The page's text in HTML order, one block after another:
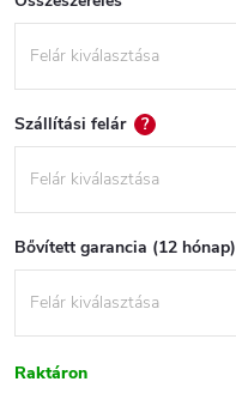
Szállítási felár ?
Bővített garancia (12 hónap)
Raktáron